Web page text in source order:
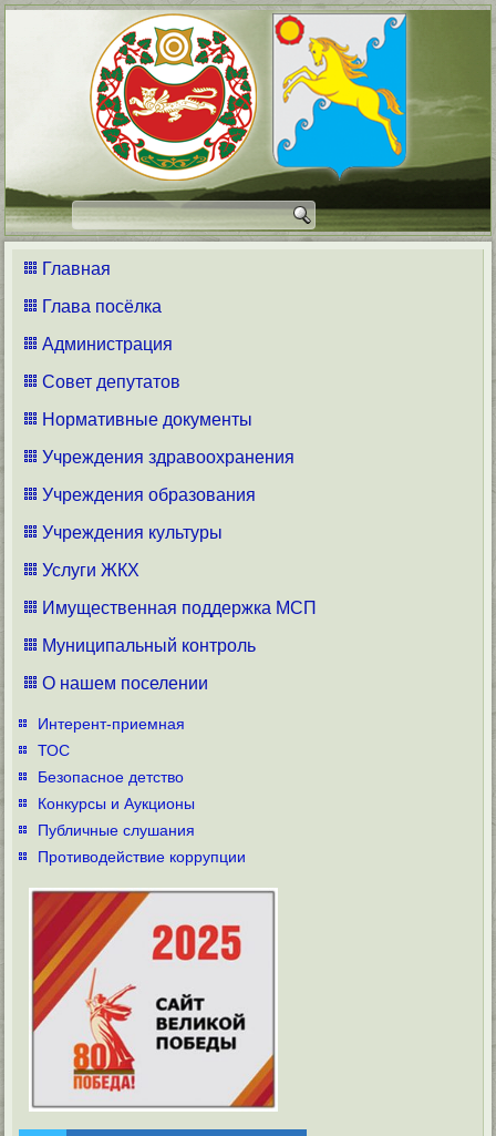
Главная
Глава посёлка
Администрация
Совет депутатов
Нормативные документы
Учреждения здравоохранения
Учреждения образования
Учреждения культуры
Услуги ЖКХ
Имущественная поддержка МСП
Муниципальный контроль
О нашем поселении
Интерент-приемная
ТОС
Безопасное детство
Конкурсы и Аукционы
Публичные слушания
Противодействие коррупции